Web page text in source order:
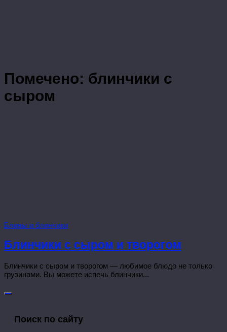
Помечено: блинчики с
сыром
Блины и блинчики
Блинчики с сыром и творогом
Блинчики с сыром и творогом — любимое блюдо не только
грузинами. Вы можете испечь блинчики...
Поиск по сайту